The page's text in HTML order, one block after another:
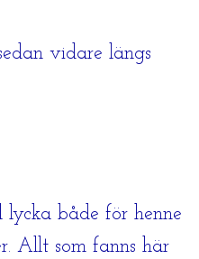
vidare längs
både för henne
Allt som fanns här